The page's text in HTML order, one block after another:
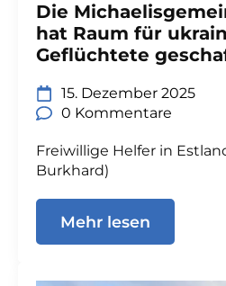
Die
hat Raum für
Geflüchtete
15. Dezember 2025
0 Kommentare
Freiwillige Helfer in
Burkhard)
Mehr lesen